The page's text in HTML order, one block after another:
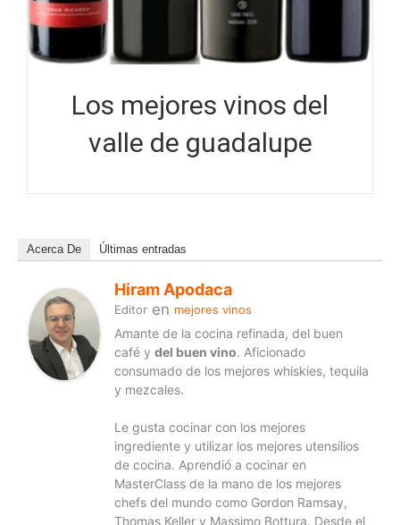
Los mejores vinos del
valle de guadalupe
Acerca De Últimas entradas
Hiram Apodaca
Editor en mejores vinos
Amante de la cocina refinada, del buen
café y del buen vino. Aficionado
consumado de los mejores whiskies, tequila
y mezcales.
Le gusta cocinar con los mejores
ingrediente y utilizar los mejores utensilios
de cocina. Aprendió a cocinar en
MasterClass de la mano de los mejores
chefs del mundo como Gordon Ramsay,
Thomas Keller y Massimo Bottura. Desde el